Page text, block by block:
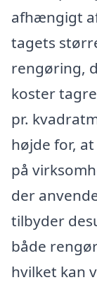
afhængigt
tagets
rengøring,
koster
pr.
højde for,
på
der
tilbyder
både
hvilket kan